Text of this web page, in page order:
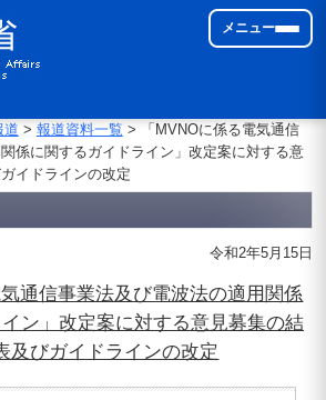
メニュー
道 > 報道資料一覧> 「MVNOに係る電気通信
係に関するガイドライン」改定案に対する意
イドラインの改定
令和2年5月15日
気通信事業法及び電波法の適用関係
ン」改定案に対する意見募集の結
及びガイドラインの改定